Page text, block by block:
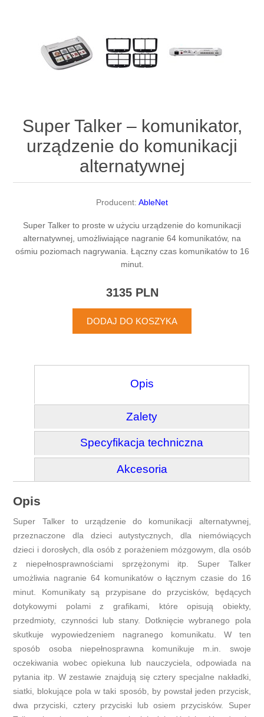
Super Talker – komunikator,
urządzenie do komunikacji
alternatywnej
Producent: AbleNet
Super Talker to proste w użyciu urządzenie do komunikacji
alternatywnej, umożliwiające nagranie 64 komunikatów, na
ośmiu poziomach nagrywania. Łączny czas komunikatów to 16
minut.
3135 PLN
Opis
Zalety
Specyfikacja techniczna
Akcesoria
Opis
Super Talker to urządzenie do komunikacji alternatywnej,
przeznaczone dla dzieci autystycznych, dla niemówiących
dzieci i dorosłych, dla osób z porażeniem mózgowym, dla osób
z niepełnosprawnościami sprzężonymi itp. Super Talker
umożliwia nagranie 64 komunikatów o łącznym czasie do 16
minut. Komunikaty są przypisane do przycisków, będących
dotykowymi polami z grafikami, które opisują obiekty,
przedmioty, czynności lub stany. Dotknięcie wybranego pola
skutkuje wypowiedzeniem nagranego komunikatu. W ten
sposób osoba niepełnosprawna komunikuje m.in. swoje
oczekiwania wobec opiekuna lub nauczyciela, odpowiada na
pytania itp. W zestawie znajdują się cztery specjalne nakładki,
siatki, blokujące pola w taki sposób, by powstał jeden przycisk,
dwa przyciski, cztery przyciski lub osiem przycisków. Super